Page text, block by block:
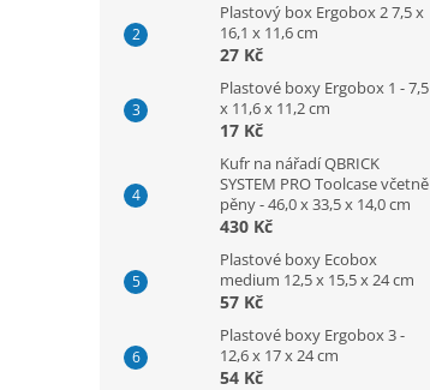
Plastový box Ergobox 2 7,5 x
16,1 x 11,6 cm
27 Kč
Plastové boxy Ergobox 1 - 7,5
x 11,6 x 11,2 cm
17 Kč
Kufr na nářadí QBRICK
SYSTEM PRO Toolcase včetně
pěny - 46,0 x 33,5 x 14,0 cm
430 Kč
Plastové boxy Ecobox
medium 12,5 x 15,5 x 24 cm
57 Kč
Plastové boxy Ergobox 3 -
12,6 x 17 x 24 cm
54 Kč